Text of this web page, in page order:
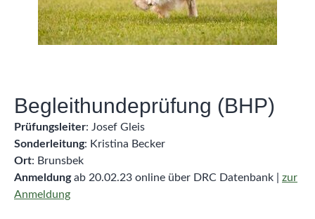
Begleithundeprüfung (BHP)
Prüfungsleiter: Josef Gleis
Sonderleitung: Kristina Becker
Ort: Brunsbek
Anmeldungab 20.02.23 online über DRC Datenbank | zur
Anmeldung